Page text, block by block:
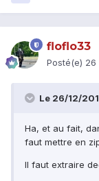
floflo33
Posté(e) 26
Le 26/12/
Ha, et au fait,
faut mettre en
Il faut extraire